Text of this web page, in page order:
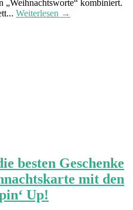
„Weihnachtsworte“ kombiniert.
Weiterlesen →
besten Geschenke
mit den
Up!